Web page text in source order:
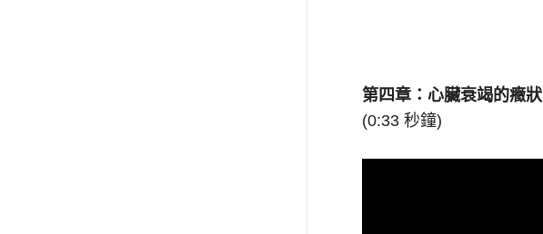
第四章：心臟衰竭的癥狀
(0:33 秒鐘)